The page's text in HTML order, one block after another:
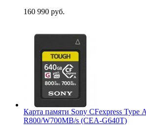
160 990 руб.
Карта памяти Sony CFexpress Type
R800/W700MB/s (CEA-G640T)